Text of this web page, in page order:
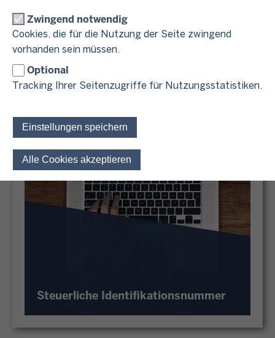
Zwingend notwendig
Cookies, die für die Nutzung der Seite zwingend
vorhanden sein müssen.
Optional
Tracking Ihrer Seitenzugriffe für Nutzungsstatistiken.
Einstellungen speichern
Alle Cookies akzeptieren
Weitere Informationen
Steuerliche Identifikationsnummer